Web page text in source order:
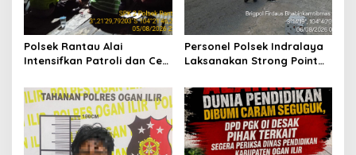
Polsek Rantau Alai
Intensifkan Patroli dan Cek
Sinergi Jaga Kamtibmas
Personel Polsek Indralaya
Laksanakan Strong Point
Lalu Lintas Saat Jam
Masuk Sekolah